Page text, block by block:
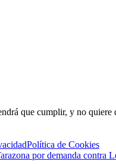
que cumplir, y no quiere
Política de Cookies